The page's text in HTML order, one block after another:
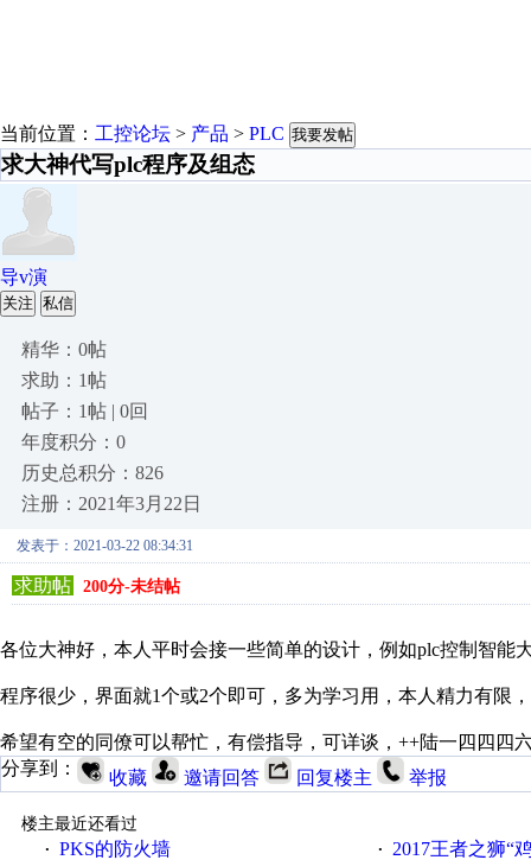
当前位置： 工控论坛 > 产品 > PLC 我要发帖
求大神代写plc程序及组态
导v演
关注 私信
精华：0帖
求助：1帖
帖子：1帖 | 0回
年度积分：0
历史总积分：826
注册：2021年3月22日
发表于：2021-03-22 08:34:31
求助帖 200分-未结帖
各位大神好，本人平时会接一些简单的设计，例如plc控制智能
程序很少，界面就1个或2个即可，多为学习用，本人精力有限
希望有空的同僚可以帮忙，有偿指导，可详谈，++陆一四四四
分享到：
收藏 邀请回答 回复楼主 举报
楼主最近还看过
· PKS的防火墙 · 2017王者之狮“鸡”情签到